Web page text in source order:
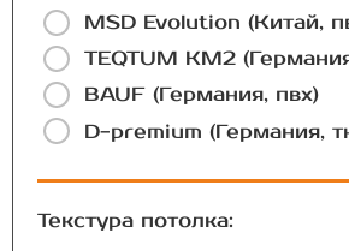
MSD Evolution (Китай,
TEQTUM КМ2
BAUF (Германия, пвх)
D-premium (Германия,
Текстура потолка: